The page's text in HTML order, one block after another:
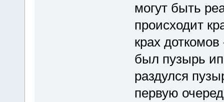
могут быть
происходит
крах
был пузырь
раздулся
первую